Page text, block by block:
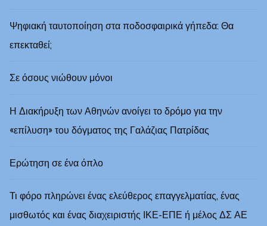
Ψηφιακή ταυτοποίηση στα ποδοσφαιρικά γήπεδα: Θα
επεκταθεί;
Σε όσους νιώθουν μόνοι
Η Διακήρυξη των Αθηνών ανοίγει το δρόμο για την
«επίλυση» του δόγματος της Γαλάζιας Πατρίδας
Ερώτηση σε ένα όπλο
Τι φόρο πληρώνει ένας ελεύθερος επαγγελματίας, ένας
μισθωτός και ένας διαχειριστής ΙΚΕ-ΕΠΕ ή μέλος ΔΣ ΑΕ